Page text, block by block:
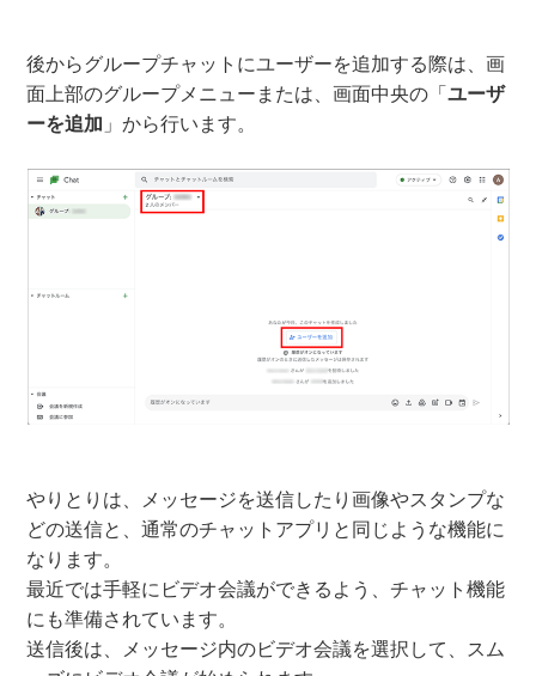
後からグループチャットにユーザーを追加する際は、画
面上部のグループメニューまたは、画面中央の「ユーザ
ーを追加 」から行います。
やりとりは、メッセージを送信したり画像やスタンプな
どの送信と、通常のチャットアプリと同じような機能に
なります。
最近では手軽にビデオ会議ができるよう、チャット機能
にも準備されています。
送信後は、メッセージ内のビデオ会議を選択して、スム